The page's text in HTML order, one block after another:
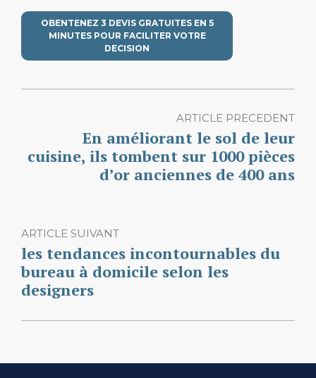
OBENTENEZ 3 DEVIS GRATUITES EN 5
MINUTES POUR FACILITER VOTRE
DECISION
ARTICLE PRECEDENT
En améliorant le sol de leur
cuisine, ils tombent sur 1000 pièces
d’or anciennes de 400 ans
ARTICLE SUIVANT
les tendances incontournables du
bureau à domicile selon les
designers